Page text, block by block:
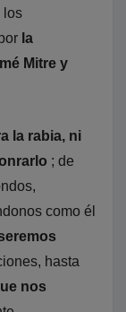
los
la
Mitre y
la rabia, ni
; de
como él
hasta
nos